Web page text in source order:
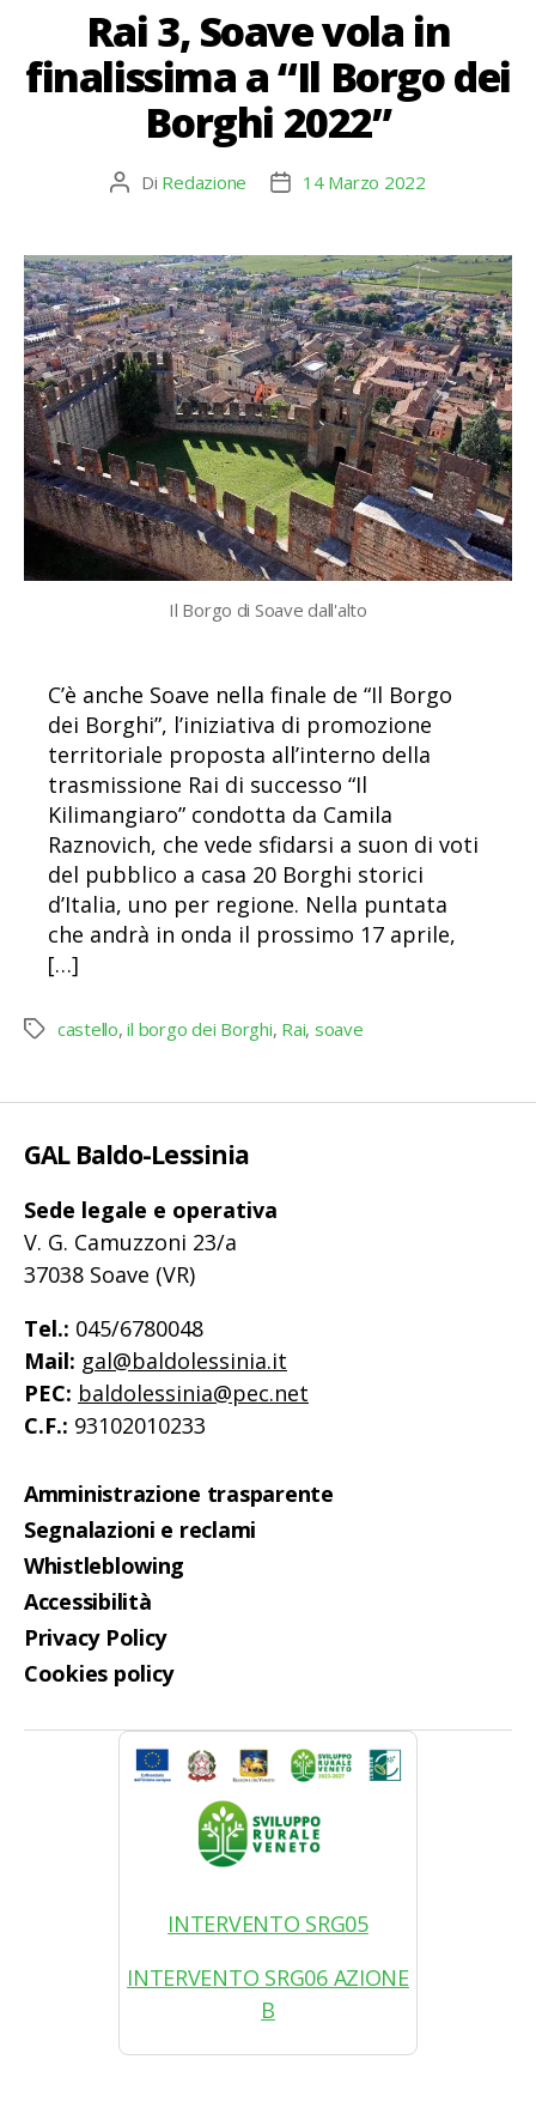
Rai 3, Soave vola in
finalissima a “Il Borgo dei
Borghi 2022”
Autore
Di Redazione
Data14 Marzo 2022
Il Borgo di Soave dall'alto
C’è anche Soave nella finale de “Il Borgo
dei Borghi”, l’iniziativa di promozione
territoriale proposta all’interno della
trasmissione Rai di successo “Il
Kilimangiaro” condotta da Camila
Raznovich, che vede sfidarsi a suon di voti
del pubblico a casa 20 Borghi storici
d’Italia, uno per regione. Nella puntata
che andrà in onda il prossimo 17 aprile,
[…]
Tag castello,il borgo dei Borghi, Rai, soave
GAL Baldo-Lessinia
Sede legale e operativa
V. G. Camuzzoni 23/a
37038 Soave (VR)
Tel.: 045/6780048
Mail: gal@baldolessinia.it
PEC: baldolessinia@pec.net
C.F.: 93102010233
Amministrazione trasparente
Segnalazioni e reclami
Whistleblowing
Accessibilità
Privacy Policy
Cookies policy
INTERVENTO SRG05
INTERVENTO SRG06 AZIONE
B